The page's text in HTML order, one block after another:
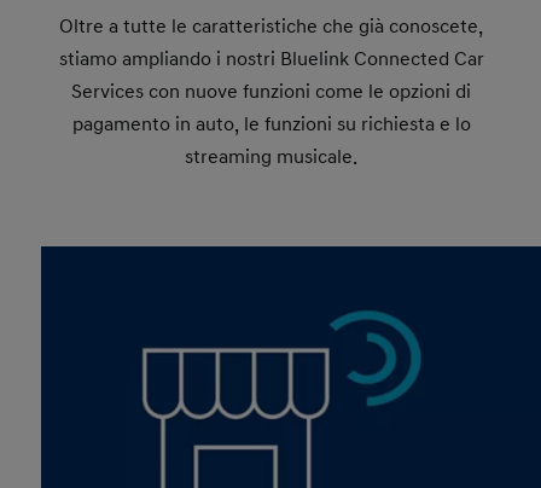
Oltre a tutte le caratteristiche che già conoscete,
stiamo ampliando i nostri Bluelink Connected Car
Services con nuove funzioni come le opzioni di
pagamento in auto, le funzioni su richiesta e lo
streaming musicale.